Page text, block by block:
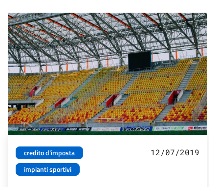
credito d'imposta
impianti sportivi
12/07/2019